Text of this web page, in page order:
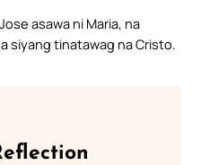
asawa ni Maria, na
siyang tinatawag na Cristo.